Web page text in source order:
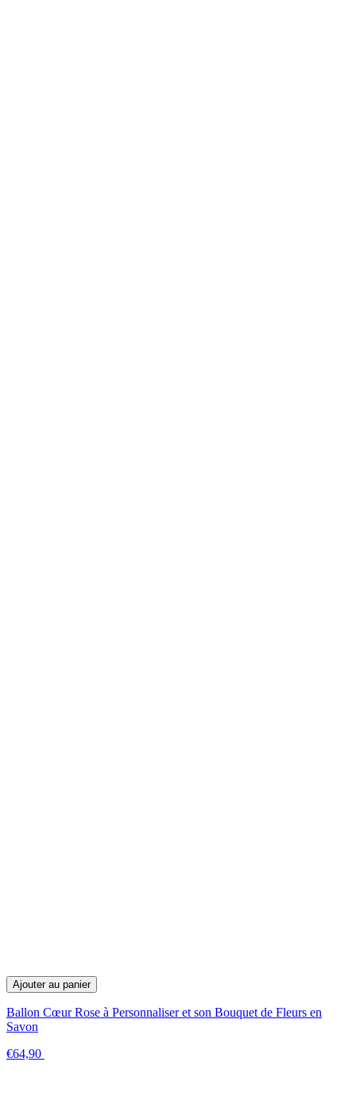
Ajouter au panier
Ballon Cœur Rose à Personnaliser et son Bouquet de Fleurs en
Savon
€64,90